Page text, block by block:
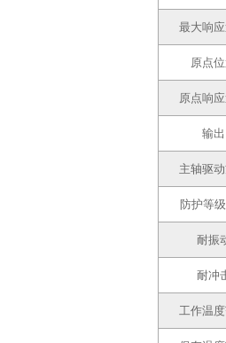
最大响
原点
原点响
输出
主轴驱
防护等
耐振
耐冲
工作温